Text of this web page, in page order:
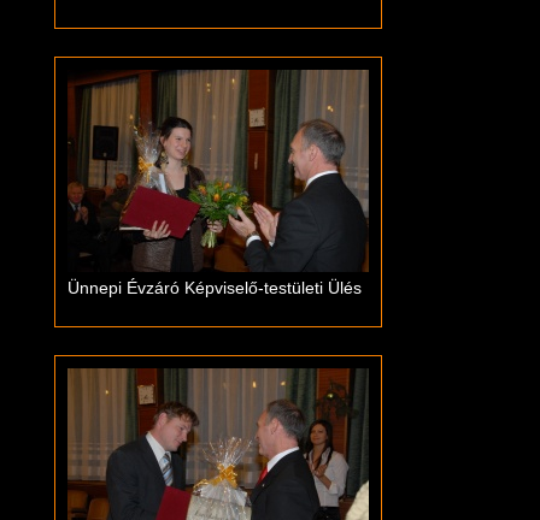
Ünnepi Évzáró Képviselő-testületi Ülés